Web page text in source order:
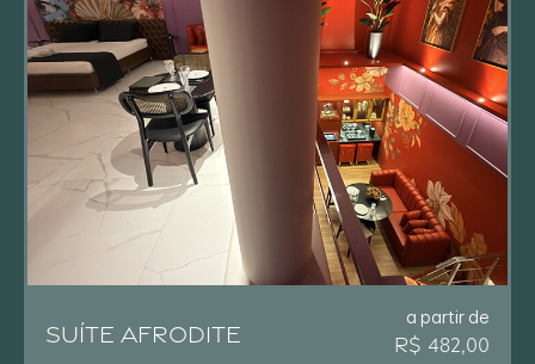
SUÍTE AFRODITE
a partir de
R$ 482,00